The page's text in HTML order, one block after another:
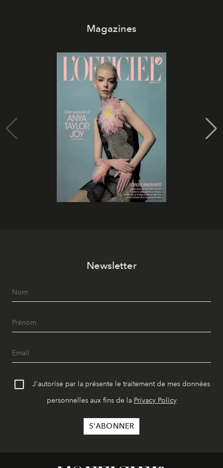
Magazines
Newsletter
J'autorise par la présente le traitement de mes données
personnelles aux fins de la Privacy Policy